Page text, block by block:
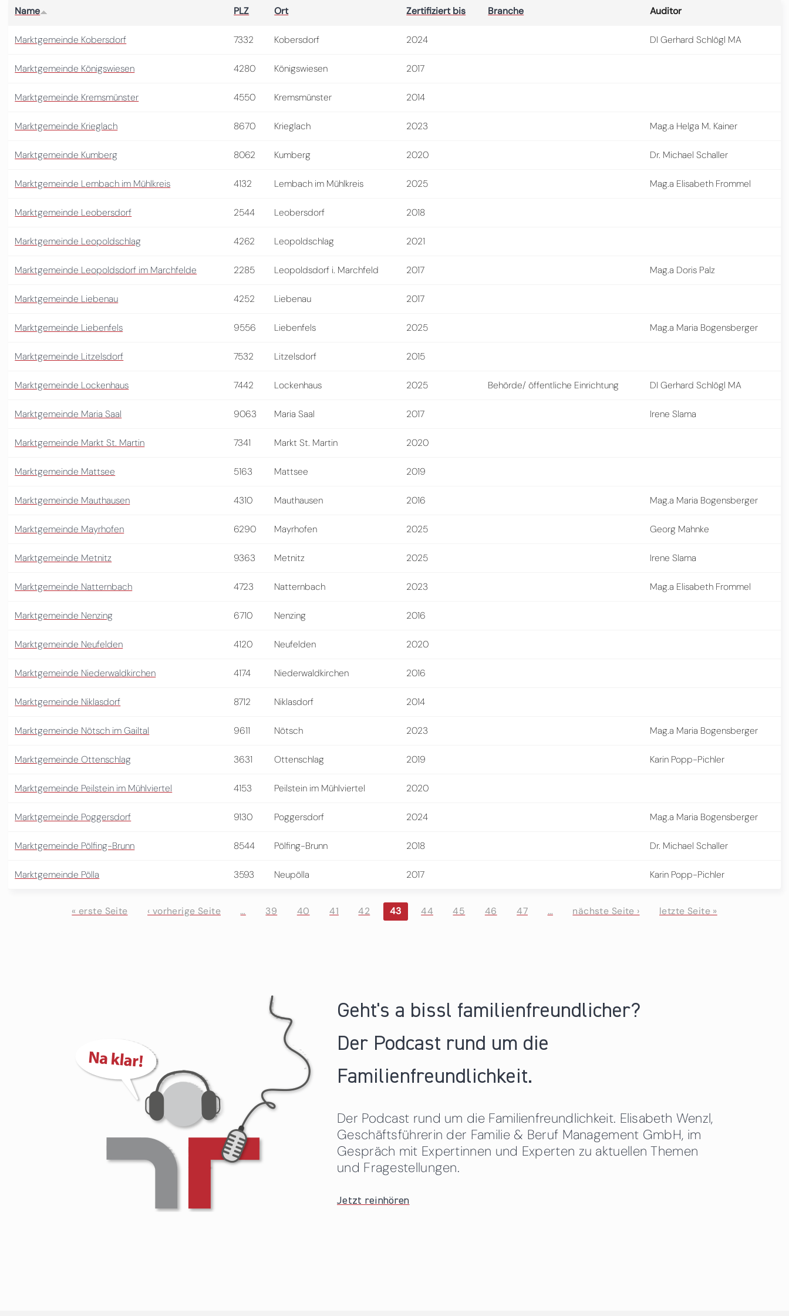
Name PLZ Ort Zertifiziert bis Branche Auditor
Marktgemeinde Kobersdorf 7332 Kobersdorf 2024 DI Gerhard Schlögl MA
Marktgemeinde Königswiesen 4280 Königswiesen 2017
Marktgemeinde Kremsmünster 4550 Kremsmünster 2014
Marktgemeinde Krieglach 8670 Krieglach 2023 Mag.a Helga M. Kainer
Marktgemeinde Kumberg 8062 Kumberg 2020 Dr. Michael Schaller
Marktgemeinde Lembach im Mühlkreis 4132 Lembach im Mühlkreis 2025 Mag.a Elisabeth Frommel
Marktgemeinde Leobersdorf 2544 Leobersdorf 2018
Marktgemeinde Leopoldschlag 4262 Leopoldschlag 2021
Marktgemeinde Leopoldsdorf im Marchfelde 2285 Leopoldsdorf i. Marchfeld 2017 Mag.a Doris Palz
Marktgemeinde Liebenau 4252 Liebenau 2017
Marktgemeinde Liebenfels 9556 Liebenfels 2025 Mag.a Maria Bogensberger
Marktgemeinde Litzelsdorf 7532 Litzelsdorf 2015
Marktgemeinde Lockenhaus 7442 Lockenhaus 2025 Behörde/ öffentliche Einrichtung DI Gerhard Schlögl MA
Marktgemeinde Maria Saal 9063 Maria Saal 2017 Irene Slama
Marktgemeinde Markt St. Martin 7341 Markt St. Martin 2020
Marktgemeinde Mattsee 5163 Mattsee 2019
Marktgemeinde Mauthausen 4310 Mauthausen 2016 Mag.a Maria Bogensberger
Marktgemeinde Mayrhofen 6290 Mayrhofen 2025 Georg Mahnke
Marktgemeinde Metnitz 9363 Metnitz 2025 Irene Slama
Marktgemeinde Natternbach 4723 Natternbach 2023 Mag.a Elisabeth Frommel
Marktgemeinde Nenzing 6710 Nenzing 2016
Marktgemeinde Neufelden 4120 Neufelden 2020
Marktgemeinde Niederwaldkirchen 4174 Niederwaldkirchen 2016
Marktgemeinde Niklasdorf 8712 Niklasdorf 2014
Marktgemeinde Nötsch im Gailtal 9611 Nötsch 2023 Mag.a Maria Bogensberger
Marktgemeinde Ottenschlag 3631 Ottenschlag 2019 Karin Popp-Pichler
Marktgemeinde Peilstein im Mühlviertel 4153 Peilstein im Mühlviertel 2020
Marktgemeinde Poggersdorf 9130 Poggersdorf 2024 Mag.a Maria Bogensberger
Marktgemeinde Pölfing-Brunn 8544 Pölfing-Brunn 2018 Dr. Michael Schaller
Marktgemeinde Pölla 3593 Neupölla 2017 Karin Popp-Pichler
« erste Seite ‹ vorherige Seite … 39 40 41 42 43 44 45 46 47 … nächste Seite › letzte Seite »
Geht's a bissl familienfreundlicher?
Der Podcast rund um die
Familienfreundlichkeit.
Der Podcast rund um die Familienfreundlichkeit. Elisabeth Wenzl,
Geschäftsführerin der Familie & Beruf Management GmbH, im
Gespräch mit Expertinnen und Experten zu aktuellen Themen
und Fragestellungen.
Jetzt reinhören